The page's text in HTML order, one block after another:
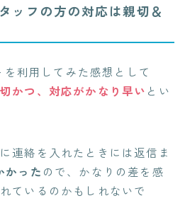
ッフの方の対応は親切＆
利用してみた感想として
かつ、対応がかなり早い とい
連絡を入れたときには返信ま
かった ので、かなりの差を感
ているのかもしれないで